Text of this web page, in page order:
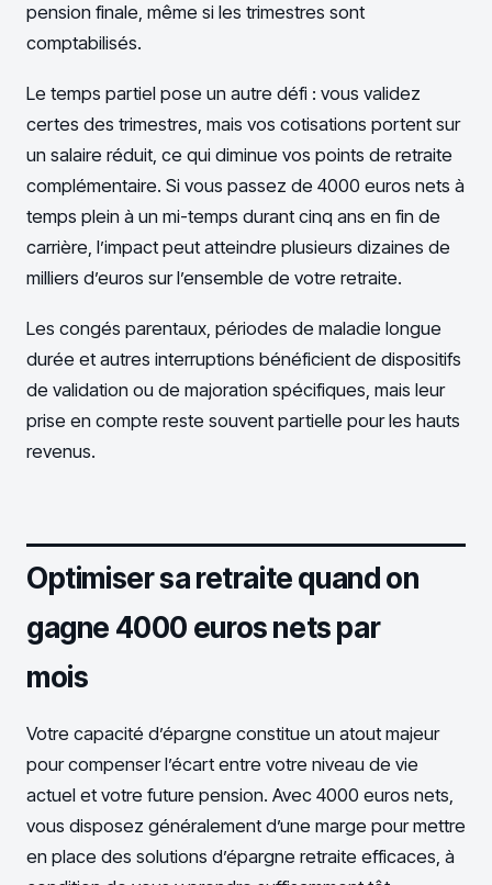
pension finale, même si les trimestres sont
comptabilisés.
Le temps partiel pose un autre défi : vous validez
certes des trimestres, mais vos cotisations portent sur
un salaire réduit, ce qui diminue vos points de retraite
complémentaire. Si vous passez de 4000 euros nets à
temps plein à un mi-temps durant cinq ans en fin de
carrière, l’impact peut atteindre plusieurs dizaines de
milliers d’euros sur l’ensemble de votre retraite.
Les congés parentaux, périodes de maladie longue
durée et autres interruptions bénéficient de dispositifs
de validation ou de majoration spécifiques, mais leur
prise en compte reste souvent partielle pour les hauts
revenus.
Optimiser sa retraite quand on
gagne 4000 euros nets par
mois
Votre capacité d’épargne constitue un atout majeur
pour compenser l’écart entre votre niveau de vie
actuel et votre future pension. Avec 4000 euros nets,
vous disposez généralement d’une marge pour mettre
en place des solutions d’épargne retraite efficaces, à